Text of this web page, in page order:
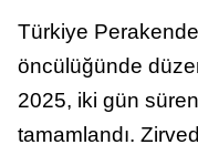
Türkiye
öncülüğünde
2025, iki gün
tamamlandı.